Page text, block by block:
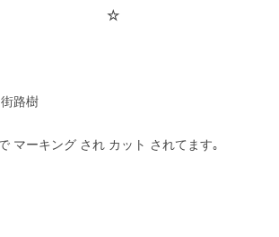
路樹
マーキング され カット されてます｡